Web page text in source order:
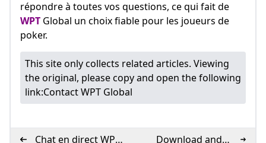
répondre à toutes vos questions, ce qui fait de
WPT Global un choix fiable pour les joueurs de
poker.
This site only collects related articles. Viewing
the original, please copy and open the following
link:Contact WPT Global
Chat en direct WPT
Download and